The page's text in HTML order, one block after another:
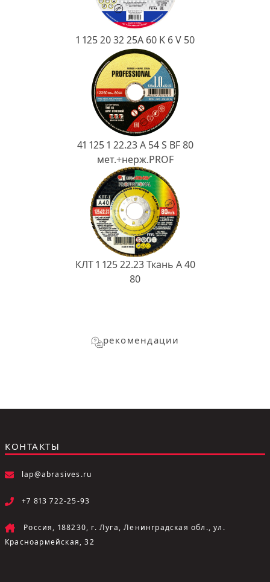
1 125 20 32 25А 60 K 6 V 50
41 125 1 22.23 A 54 S BF 80
мет.+нерж.PROF
КЛТ 1 125 22.23 Ткань A 40
80
рекомендации
КОНТАКТЫ
lap@abrasives.ru
+7 813 722-25-93
Россия, 188230, г. Луга, Ленинградская обл., ул.
Красноармейская, 32